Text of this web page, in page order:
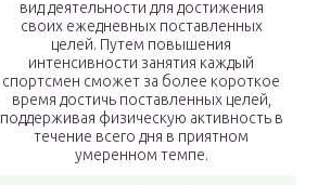
вид деятельности для достижения
своих ежедневных поставленных
целей. Путем повышения
интенсивности занятия каждый
спортсмен сможет за более короткое
время достичь поставленных целей,
поддерживая физическую активность в
течение всего дня в приятном
умеренном темпе.